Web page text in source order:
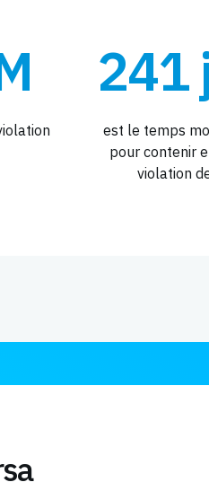
241
est le temps
pour contenir
violation